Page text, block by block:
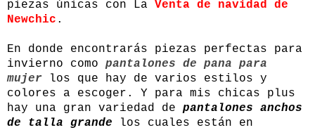
piezas únicas con La Venta de navidad de
Newchic .
En donde encontrarás piezas perfectas para
invierno como pantalones de pana para
mujer los que hay de varios estilos y
colores a escoger. Y para mis chicas plus
hay una gran variedad de pantalones anchos
de talla grande los cuales están en